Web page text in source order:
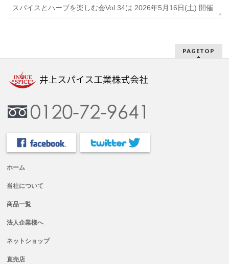
スパイスとハーブを楽しむ会Vol.34は 2026年5月16日(土) 開催
PAGETOP
ホーム
当社について
商品一覧
法人企業様へ
ネットショップ
直売店